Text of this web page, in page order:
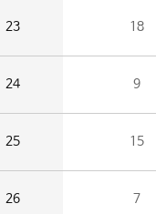
23 18
24 9
25 15
26 7